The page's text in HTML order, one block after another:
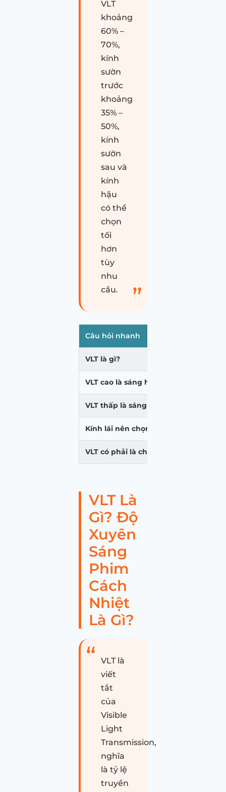
VLT
khoảng
60% –
70%,
kính
sườn
trước
khoảng
35% –
50%,
kính
sườn
sau và
kính
hậu
có thể
chọn
tối
hơn
tùy
nhu
cầu.
Câu hỏi nhanh
VLT là gì?
VLT cao là sáng hay tối?
VLT thấp là sáng hay tối?
Kính lái nên chọn VLT bao nhiêu?
VLT có phải là chỉ số cách nhiệt
VLT Là
Gì? Độ
Xuyên
Sáng
Phim
Cách
Nhiệt
Là Gì?
VLT là
viết
tắt
của
Visible
Light
Transmission,
nghĩa
là tỷ lệ
truyền